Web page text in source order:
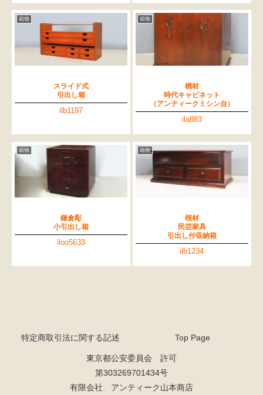
箱物
スライド式
引出し箱
ilb1197
箱物
楢材
時代キャビネット
（アンティークミシン台）
ila883
箱物
鎌倉彫
小引出し箱
iloo5633
箱物
桜材
民芸家具
引出し付収納箱
ilb1234
特定商取引法に関する記述 Top Page
東京都公安委員会 許可
第303269701434号
有限会社 アンティーク山本商店